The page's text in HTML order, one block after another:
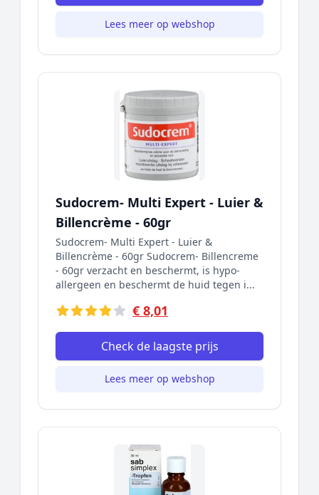
Lees meer op webshop
Sudocrem- Multi Expert - Luier &
Billencrème - 60gr
Sudocrem- Multi Expert - Luier &
Billencrème - 60gr Sudocrem- Billencreme
- 60gr verzacht en beschermt, is hypo-
allergeen en beschermt de huid tegen i...
€ 8,01
Check de laagste prijs
Lees meer op webshop